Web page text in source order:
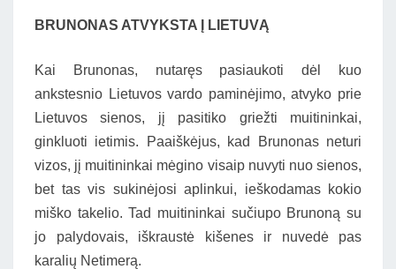
BRUNONAS ATVYKSTA Į LIETUVĄ
Kai Brunonas, nutaręs pasiaukoti dėl kuo
ankstesnio Lietuvos vardo paminėjimo, atvyko prie
Lietuvos sienos, jį pasitiko griežti muitininkai,
ginkluoti ietimis. Paaiškėjus, kad Brunonas neturi
vizos, jį muitininkai mėgino visaip nuvyti nuo sienos,
bet tas vis sukinėjosi aplinkui, ieškodamas kokio
miško takelio. Tad muitininkai sučiupo Brunoną su
jo palydovais, iškraustė kišenes ir nuvedė pas
karalių Netimerą.